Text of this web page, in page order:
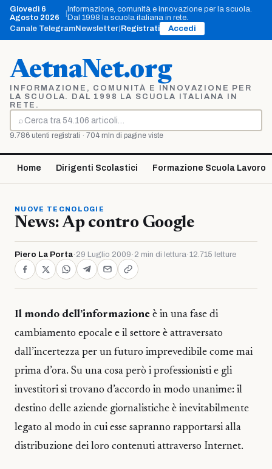
Vai
contenuto
Giovedì 6
Agosto 2026
Informazione, comunità e innovazione per la scuola.
Dal 1998 la scuola italiana in rete.
Canale TelegramNewsletter Registrati Accedi
AetnaNet.org
INFORMAZIONE, COMUNITÀ E INNOVAZIONE PER
LA SCUOLA. DAL 1998 LA SCUOLA ITALIANA IN
RETE.
⌕
Cerca
9.786 utenti registrati · 704 mln di pagine viste
Home Dirigenti Scolastici Formazione Scuola Lavoro
NUOVE TECNOLOGIE
News: Ap contro Google
Piero La Porta· 29 Luglio 2009 · 2 min di lettura·12.715 letture
Il mondo dell’informazione è in una fase di
cambiamento epocale e il settore è attraversato
dall’incertezza per un futuro imprevedibile come mai
prima d’ora. Su una cosa però i professionisti e gli
investitori si trovano d’accordo in modo unanime: il
destino delle aziende giornalistiche è inevitabilmente
legato al modo in cui esse sapranno rapportarsi alla
distribuzione dei loro contenuti attraverso Internet.